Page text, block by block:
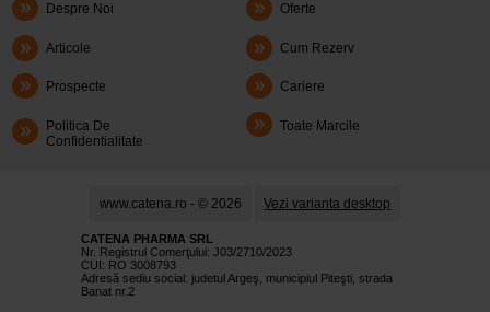
Despre Noi Oferte
Articole Cum Rezerv
Prospecte Cariere
Politica De
Confidentialitate
Toate Marcile
www.catena.ro - © 2026 Vezi varianta desktop
CATENA PHARMA SRL
Nr. Registrul Comerţului: J03/2710/2023
CUI: RO 3008793
Adresă sediu social: judetul Argeş, municipiul Piteşti, strada
Banat nr.2